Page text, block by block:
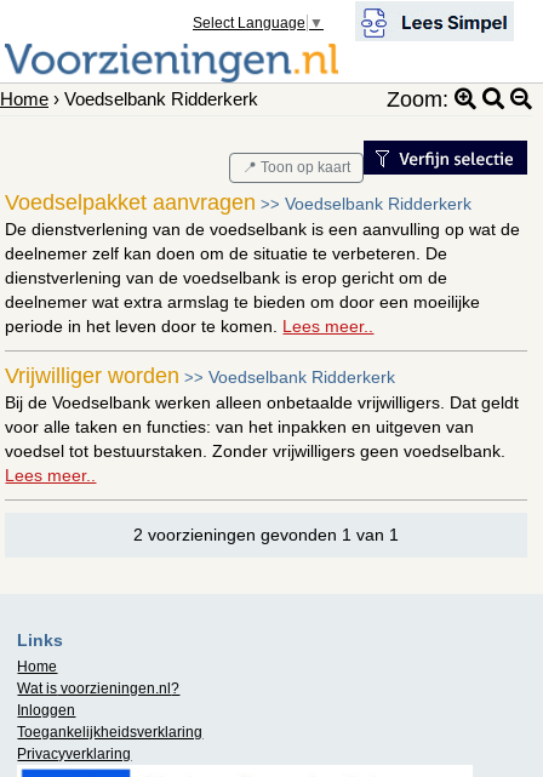
Select Language ▼
Home › Voedselbank Ridderkerk Zoom:
📍 Toon op kaart
Voedselpakket aanvragen >>Voedselbank Ridderkerk
De dienstverlening van de voedselbank is een aanvulling op wat de
deelnemer zelf kan doen om de situatie te verbeteren. De
dienstverlening van de voedselbank is erop gericht om de
deelnemer wat extra armslag te bieden om door een moeilijke
periode in het leven door te komen. Lees meer..
Vrijwilliger worden >>Voedselbank Ridderkerk
Bij de Voedselbank werken alleen onbetaalde vrijwilligers. Dat geldt
voor alle taken en functies: van het inpakken en uitgeven van
voedsel tot bestuurstaken. Zonder vrijwilligers geen voedselbank.
Lees meer..
2 voorzieningen gevonden 1 van 1
Links
Home
Wat is voorzieningen.nl?
Inloggen
Toegankelijkheidsverklaring
Privacyverklaring